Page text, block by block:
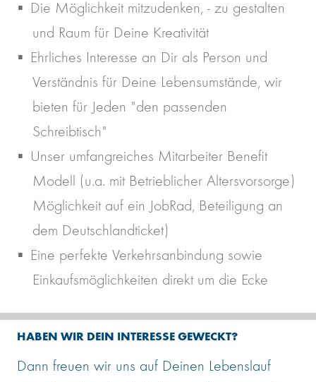
Die Möglichkeit mitzudenken, - zu gestalten
und Raum für Deine Kreativität
Ehrliches Interesse an Dir als Person und
Verständnis für Deine Lebensumstände, wir
bieten für Jeden "den passenden
Schreibtisch"
Unser umfangreiches Mitarbeiter Benefit
Modell (u.a. mit Betrieblicher Altersvorsorge)
Möglichkeit auf ein JobRad, Beteiligung an
dem Deutschlandticket)
Eine perfekte Verkehrsanbindung sowie
Einkaufsmöglichkeiten direkt um die Ecke
HABEN WIR DEIN INTERESSE GEWECKT?
Dann freuen wir uns auf Deinen Lebenslauf